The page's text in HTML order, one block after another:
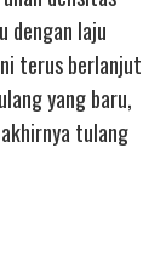
dengan laju
terus berlanjut
yang baru,
tulang